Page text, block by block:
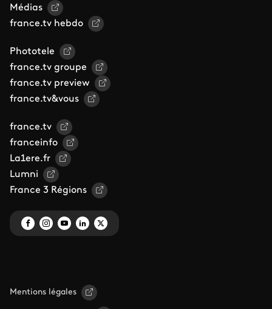
Médias
france.tv hebdo
Phototele
france.tv groupe
france.tv preview
france.tv&vous
france.tv
franceinfo
La1ere.fr
Lumni
France 3 Régions
Mentions légales